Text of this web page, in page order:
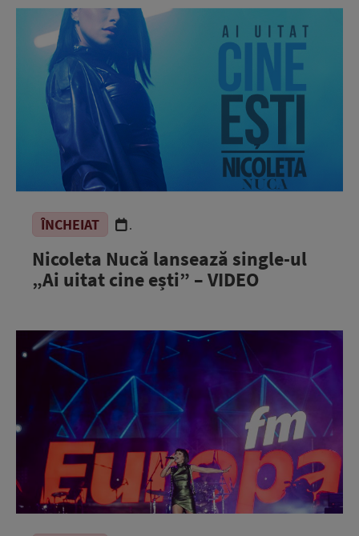
ÎNCHEIAT .
Nicoleta Nucă lansează single-ul
„Ai uitat cine ești” – VIDEO